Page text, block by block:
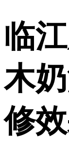
临
木
修